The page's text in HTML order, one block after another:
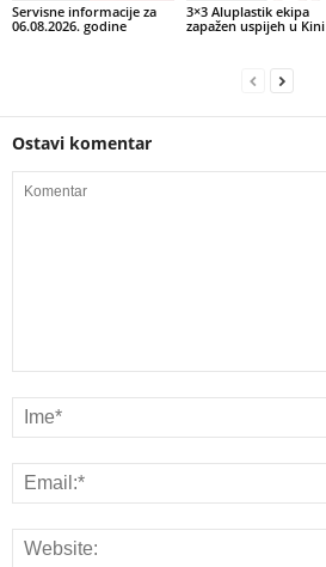
Servisne informacije za
06.08.2026. godine
3×3 Aluplastik ekipa
zapažen uspijeh u Kini
Ostavi komentar